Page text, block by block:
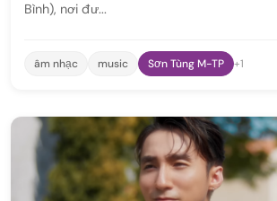
Bình), nơi đư...
âm nhạc music Sơn Tùng M-TP +1